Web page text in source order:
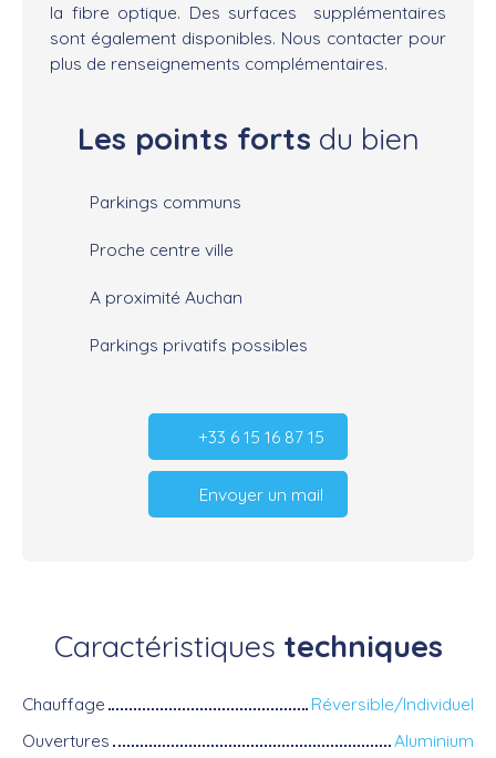
la fibre optique. Des surfaces supplémentaires
sont également disponibles. Nous contacter pour
plus de renseignements complémentaires.
Les points forts du bien
Parkings communs
Proche centre ville
A proximité Auchan
Parkings privatifs possibles
+33 6 15 16 87 15
Envoyer un mail
Caractéristiques techniques
Chauffage
Réversible/Individuel
Ouvertures
Aluminium